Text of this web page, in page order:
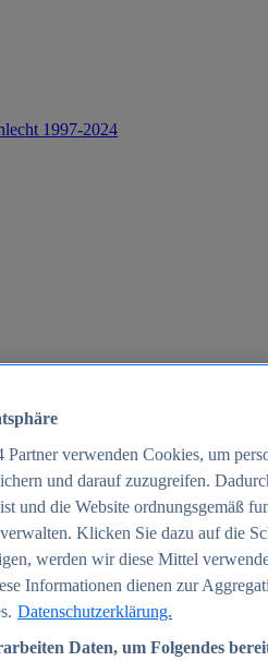
1997-2024
Partner verwenden Cookies, um
und darauf zuzugreifen.
und die Website ordnungsgemäß
Klicken Sie dazu auf die
werden wir diese Mittel
Informationen dienen zur
Datenschutzerklärung.
Daten, um Folgendes